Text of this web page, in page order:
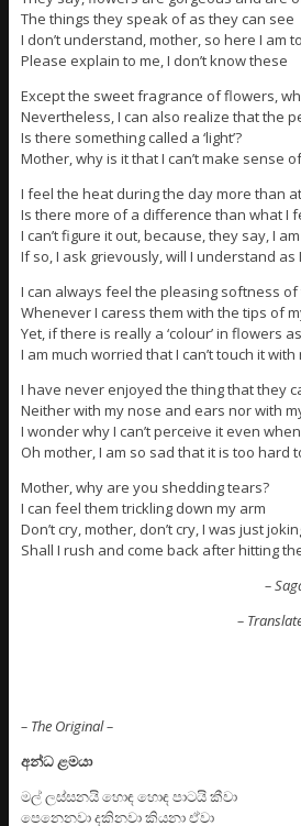
The things they speak of as they can see
I don’t understand, mother, so here I am
Please explain to me, I don’t know these
Except the sweet fragrance of flowers,
Nevertheless, I can also realize that the
Is there something called a ‘light’?
Mother, why is it that I can’t make sense
I feel the heat during the day more than
Is there more of a difference than what I
I can’t figure it out, because, they say, I
If so, I ask grievously, will I understand as
I can always feel the pleasing softness
Whenever I caress them with the tips of
Yet, if there is really a ‘colour’ in flowers
I am much worried that I can’t touch it
I have never enjoyed the thing that they
Neither with my nose and ears nor with
I wonder why I can’t perceive it even
Oh mother, I am so sad that it is too hard
Mother, why are you shedding tears?
I can feel them trickling down my arm
Don’t cry, mother, don’t cry, I was just
Shall I rush and come back after hitting
–
–
– The Original –
අන්ධ ළමයා
මල් ලස්සනයි හොඳ හොඳ පාටයි කීවා
පෙනෙනවා දකිනවා කියනා ඒවා